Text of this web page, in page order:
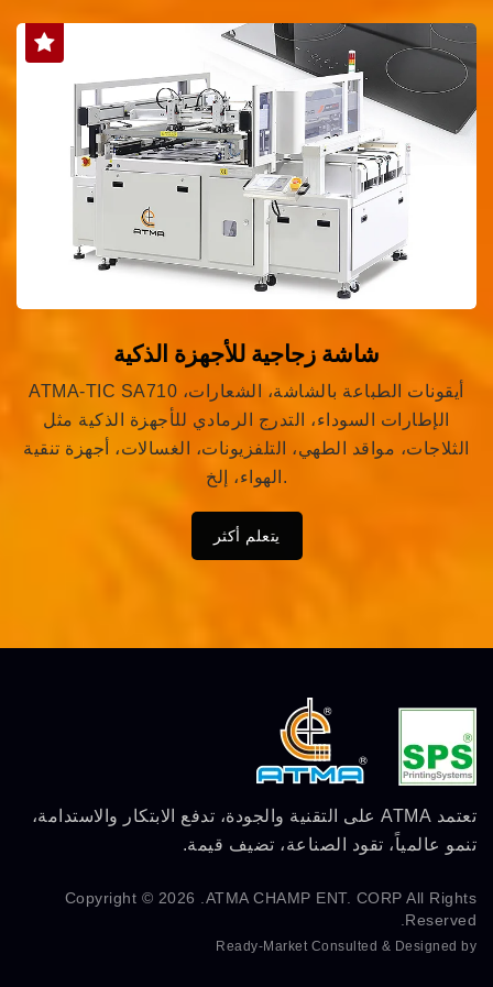
شاشة زجاجية للأجهزة الذكية
ATMA-TIC SA710 أيقونات الطباعة بالشاشة، الشعارات،
الإطارات السوداء، التدرج الرمادي للأجهزة الذكية مثل
الثلاجات، مواقد الطهي، التلفزيونات، الغسالات، أجهزة تنقية
الهواء، إلخ.
يتعلم أكثر
تعتمد ATMA على التقنية والجودة، تدفع الابتكار والاستدامة،
تنمو عالمياً، تقود الصناعة، تضيف قيمة.
Copyright © 2026 ATMA CHAMP ENT. CORP. All Rights
Reserved.
Consulted & Designed by
Ready-Market